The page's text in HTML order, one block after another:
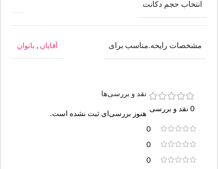
انتخاب حجم دکانت
مشخصات رایحه.مناسب برای آقایان , بانوان
0 نقد و بررسی
0
0
0
نقد و بررسی‌ها
هنوز بررسی‌ای ثبت نشده است.